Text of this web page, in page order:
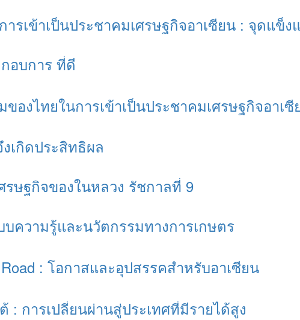
รเข้าเป็นประชาคมเศรษฐกิจอาเซียน : จุดแข็
อบการ ที่ดี
องไทยในการเข้าเป็นประชาคมเศรษฐกิจอาเซี
เกิดประสิทธิผล
ษฐกิจของในหลวง รัชกาลที่ 9
ความรู้และนวัตกรรมทางการเกษตร
: โอกาสและอุปสรรคสำหรับอาเซียน
: การเปลี่ยนผ่านสู่ประเทศที่มีรายได้สูง